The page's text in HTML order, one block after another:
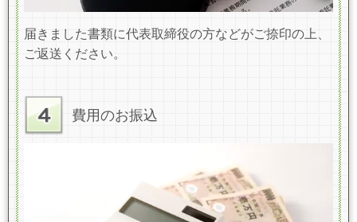
届きました書類に代表取締役の方などがご捺印の上、
ご返送ください。
費用のお振込